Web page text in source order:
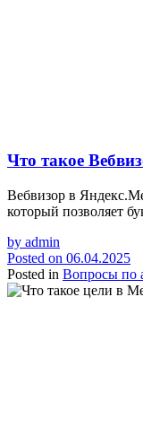
Что такое
Вебвизор в
который позволяет
by admin
Posted on 06.04.2025
Posted in Вопросы по